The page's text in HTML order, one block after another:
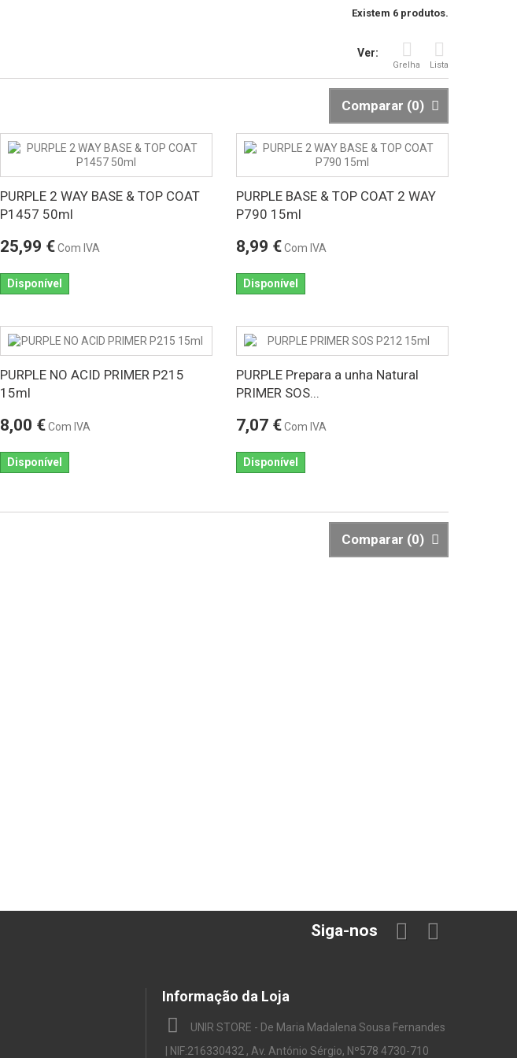
Existem 6 produtos.
Ver:
Grelha Lista
Comparar (0)
PURPLE 2 WAY BASE & TOP COAT
P1457 50ml
25,99 €Com IVA
Disponível
PURPLE BASE & TOP COAT 2 WAY
P790 15ml
8,99 €Com IVA
Disponível
PURPLE NO ACID PRIMER P215
15ml
8,00 €Com IVA
Disponível
PURPLE Prepara a unha Natural
PRIMER SOS...
7,07 €Com IVA
Disponível
Comparar (0)
Siga-nos
Informação da Loja
UNIR STORE - De Maria Madalena Sousa Fernandes
| NIF:216330432 , Av. António Sérgio, Nº578 4730-710